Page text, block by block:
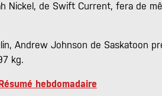
Nickel, de Swift Current, fera de
Andrew Johnson de Saskatoon
kg.
hebdomadaire